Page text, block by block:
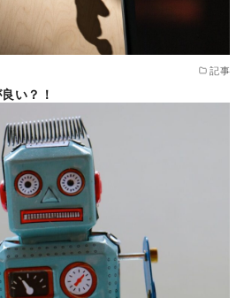
記事
い？！